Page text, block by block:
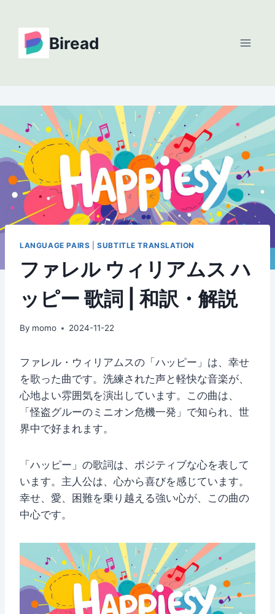
content
Biread
LANGUAGE PAIRS |SUBTITLE TRANSLATION
ファレル ウィリアムス ハ
ッピー 歌詞 | 和訳・解説
By momo 2024-11-22
ファレル・ウィリアムスの「ハッピー」は、幸せ
を歌った曲です。洗練された声と軽快な音楽が、
心地よい雰囲気を演出しています。この曲は、
「怪盗グルーのミニオン危機一発」で知られ、世
界中で好まれます。
「ハッピー」の歌詞は、ポジティブな心を表して
います。主人公は、心から喜びを感じています。
幸せ、愛、困難を乗り越える強い心が、この曲の
中心です。